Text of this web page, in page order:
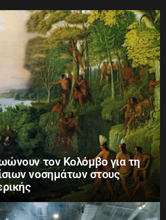
τον Κολόμβο για τη
νοσημάτων στους